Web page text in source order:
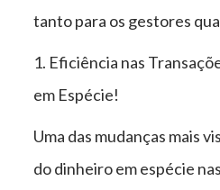
tanto para os gestores
1. Eficiência nas
em Espécie!
Uma das mudanças mais
do dinheiro em espécie